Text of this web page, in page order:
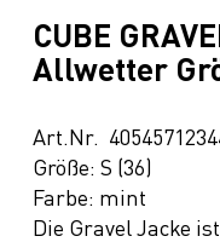
CUBE
Allwetter
Art.Nr.
Größe: S (36)
Farbe: mint
Die Gravel Jacke